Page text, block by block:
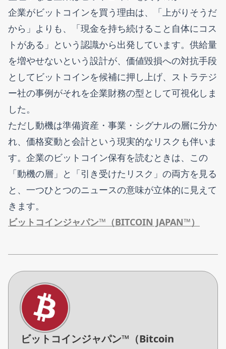
企業がビットコインを買う理由は、「上がりそうだ
から」よりも、「現金を持ち続けること自体にコス
トがある」という認識から出発しています。供給量
を増やせないという設計が、価値毀損への対抗手段
としてビットコインを候補に押し上げ、ストラテジ
ー社の事例がそれを企業財務の型として可視化しま
した。
ただし動機は準備資産・事業・シグナルの層に分か
れ、価格変動と会計という現実的なリスクも伴いま
す。企業のビットコイン保有を読むときは、この
「動機の層」と「引き受けたリスク」の両方を見る
と、一つひとつのニュースの意味が立体的に見えて
きます。
ビットコインジャパン™（BITCOIN JAPAN™）
ビットコインジャパン™（Bitcoin